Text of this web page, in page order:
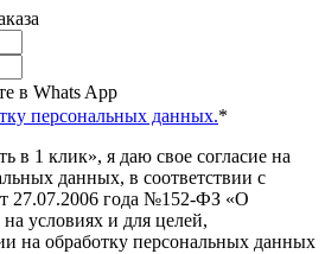
в Whats App
персональных данных.*
в 1 клик», я даю свое согласие на
данных, в соответствии с
27.07.2006 года №152-ФЗ «О
условиях и для целей,
на обработку персональных данных